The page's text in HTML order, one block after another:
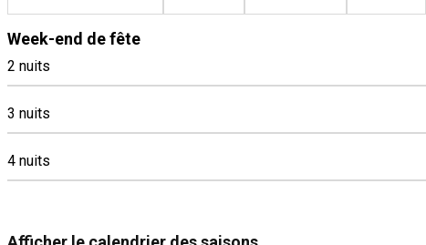
Week-end de fête
2 nuits
3 nuits
4 nuits